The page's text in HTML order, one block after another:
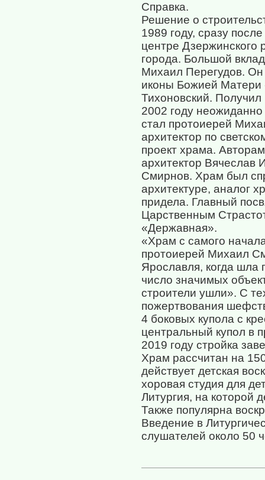
Справка.
Решение о
1989 году, сразу
центре Дзержинского
города. Большой
Михаил Перегудов. Он
иконы Божией Матери
Тихоновский.
2002 году
стал протоиерей
архитектор по
проект храма.
архитектор Вячеслав
Смирнов. Храм был
архитектуре, аналог
придела. Главный
Царственным
«Державная».
«Храм с самого
протоиерей Михаил
Ярославля, когда шла
число значимых
строители ушли». С
пожертвования
4 боковых купола с
центральный купол в
2019 году стройка
Храм рассчитан на
действует детская
хоровая студия для
Литургия, на которой
Также популярна
Введение в
слушателей около 50